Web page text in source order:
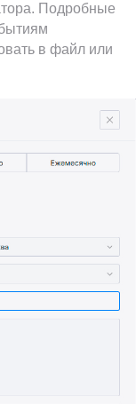
Подробные
в файл или